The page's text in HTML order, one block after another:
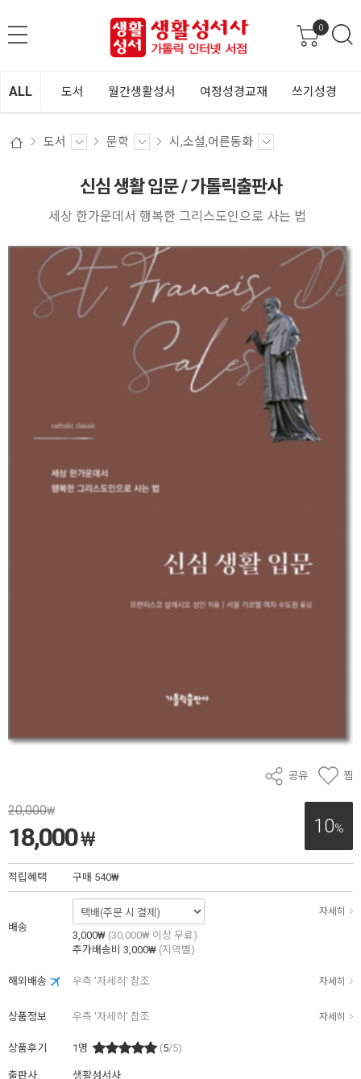
0
ALL 도서 월간생활성서 여정성경교재 쓰기성경
도서 문학 시,소설,어른동화
신심 생활 입문 / 가톨릭출판사
세상 한가운데서 행복한 그리스도인으로 사는 법
공유 찜
10%
20,000₩
18,000₩
적립혜택 구매 540₩
배송
자세히
3,000₩ (30,000₩ 이상 무료)
추가배송비 3,000₩ (지역별)
해외배송 우측 '자세히' 참조 자세히
상품정보 우측 '자세히' 참조 자세히
상품후기 1 명 (5/5)
출판사 생활성서사